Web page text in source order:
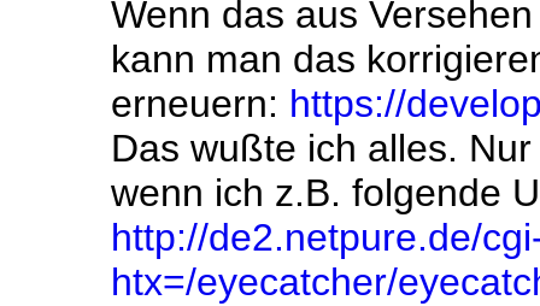
Wenn das aus
kann man das
erneuern: https://
Das wußte ich alles.
wenn ich z.B. folgende
http://de2.netpure.de/
htx=/eyecatcher/